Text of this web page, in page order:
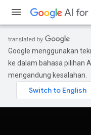
Google menggunakan
ke dalam bahasa pilihan
mengandung kesalahan.